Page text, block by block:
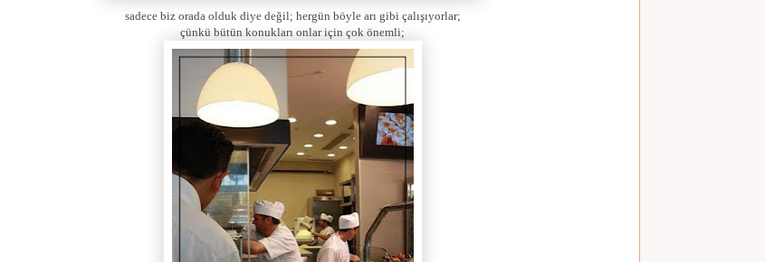
sadece biz orada olduk diye değil; hergün böyle arı gibi çalışıyorlar;
çünkü bütün konukları onlar için çok önemli;